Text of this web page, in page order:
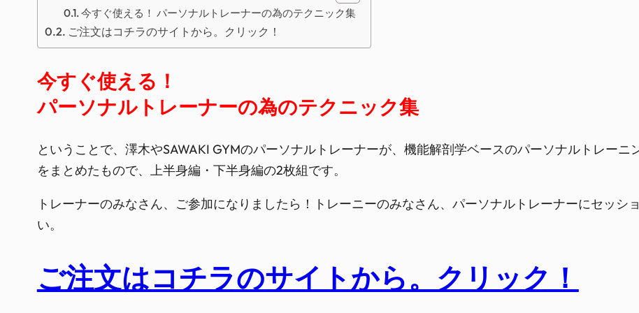
今すぐ使える！ パーソナルトレーナーの為のテクニック集
ご注文はコチラのサイトから。クリック！
今すぐ使える！
パーソナルトレーナーの為のテクニック集
ということで、澤木やSAWAKI GYMのパーソナルトレーナーが、機能解剖学ベースのパーソナルトレー
をまとめたもので、上半身編・下半身編の2枚組です。
トレーナーのみなさん、ご参加になりましたら！トレーニーのみなさん、パーソナルトレーナーにセッシ
い。
ご注文はコチラのサイトから。クリック！